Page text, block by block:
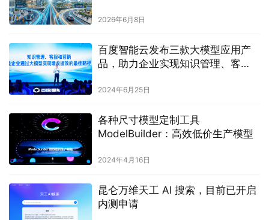
2026年6月8日
百度智能云发布三款大模型应用产
品，助力企业实现知识管理、客
2024年6月25日
各种尺寸模型定制工具
ModelBuilder：高效低价生产模型
2024年4月16日
昆仑万维天工 AI 搜索，目前已开启
内测申请